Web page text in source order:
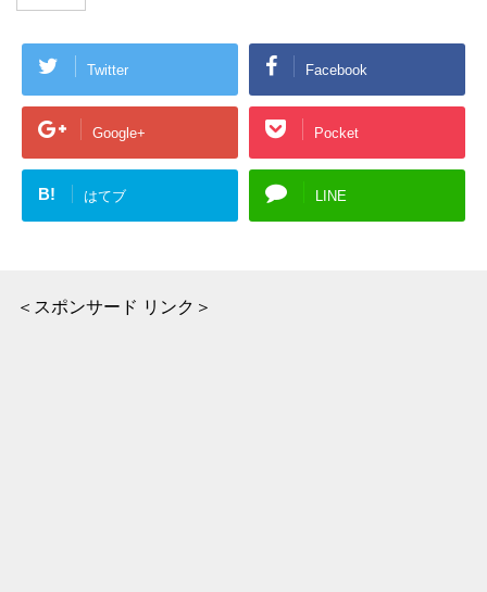
Twitter Facebook
Google+ Pocket
B! はてブ LINE
＜スポンサード リンク＞